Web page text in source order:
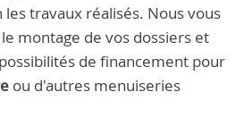
travaux réalisés. Nous vous
montage de vos dossiers et
de financement pour
ou d'autres menuiseries